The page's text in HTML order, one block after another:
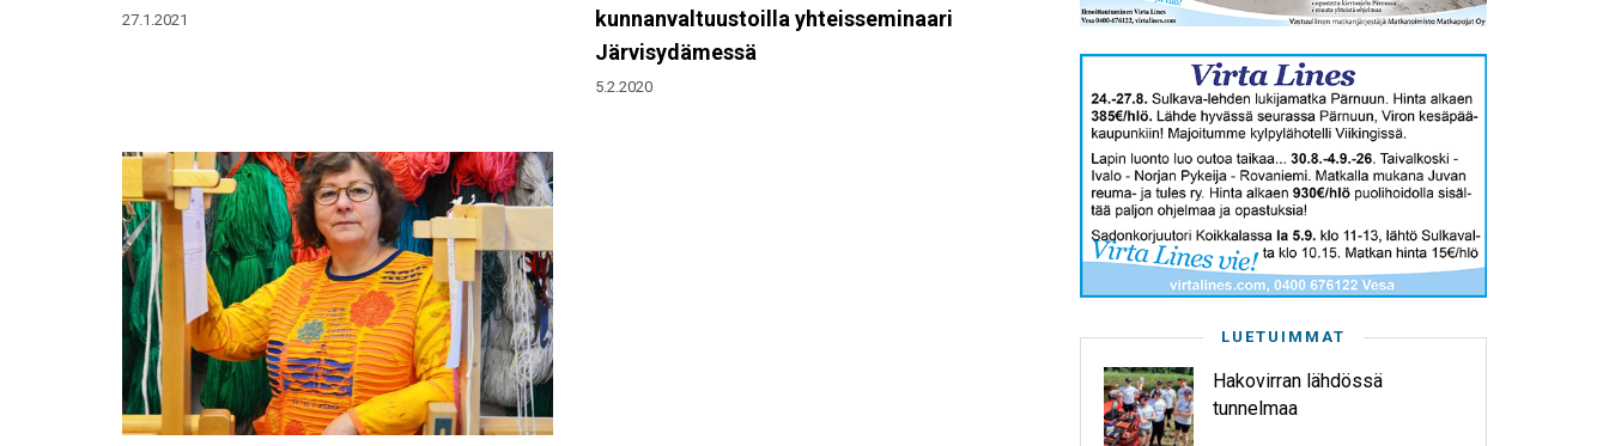
27.1.2021
kunnanvaltuustoilla yhteisseminaari
Järvisydämessä
5.2.2020
LUETUIMMAT
Hakovirran lähdössä
tunnelmaa